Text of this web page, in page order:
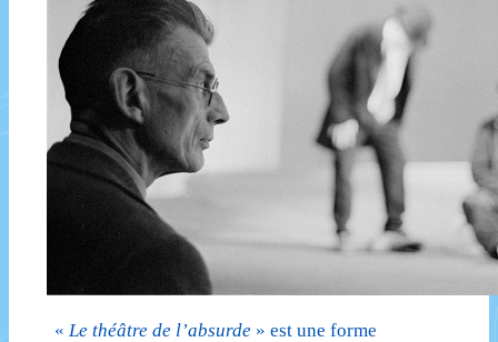
« Le théâtre de l’absurde » est une forme